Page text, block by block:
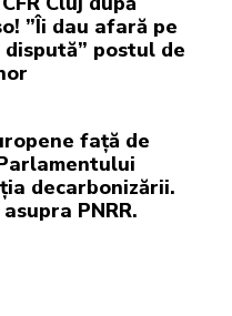
”Îi dau afară pe
postul de
față de
decarbonizării.
PNRR.